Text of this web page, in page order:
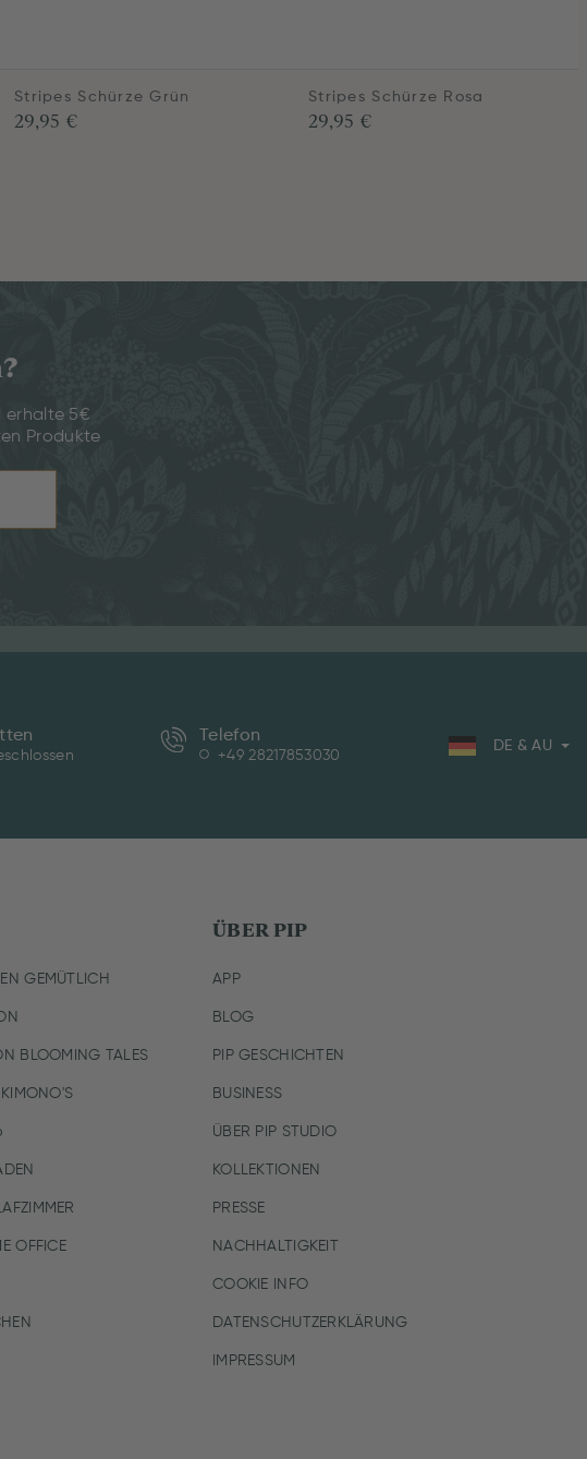
Stripes Schürze Grün
29,95 €
Stripes Schürze Rosa
29,95 €
erhalte 5€
Produkte
Telefon
+49 28217853030
DE & AU
GEMÜTLICH
BLOOMING TALES
OFFICE
ÜBER PIP
APP
BLOG
PIP GESCHICHTEN
BUSINESS
ÜBER PIP STUDIO
KOLLEKTIONEN
PRESSE
NACHHALTIGKEIT
COOKIE INFO
DATENSCHUTZERKLÄRUNG
IMPRESSUM